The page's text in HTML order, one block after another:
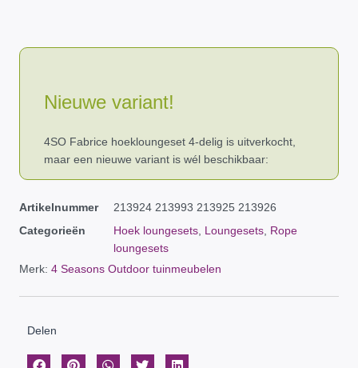
Nieuwe variant!
4SO Fabrice hoekloungeset 4-delig is uitverkocht,
maar een nieuwe variant is wél beschikbaar:
Artikelnummer
213924 213993 213925 213926
Categorieën
Hoek loungesets Loungesets Rope
loungesets
Merk: 4 Seasons Outdoor tuinmeubelen
Delen